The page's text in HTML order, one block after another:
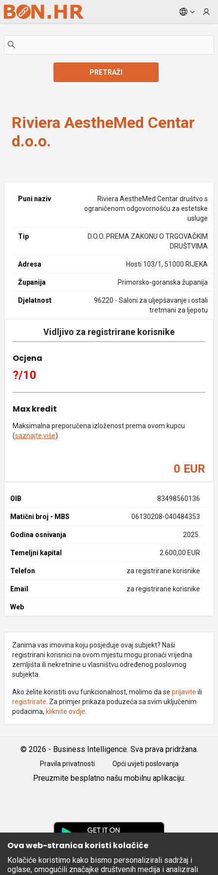
Skip to Main Content
PRETRAŽI
Riviera AestheMed Centar
d.o.o.
Puni naziv
Riviera AestheMed Centar društvo s
ograničenom odgovornošću za estetske
usluge
Tip
D.O.O. PREMA ZAKONU O TRGOVAČKIM
DRUŠTVIMA
Adresa Hosti 103/1, 51000 RIJEKA
Županija Primorsko-goranska županija
Djelatnost
96220 - Saloni za uljepšavanje i ostali
tretmani za ljepotu
Vidljivo za registrirane korisnike
Ocjena
?/10
Max kredit
Maksimalna preporučena izloženost prema ovom kupcu
(saznajte više).
0 EUR
OIB 83498560136
Matični broj - MBS 06130208-040484353
Godina osnivanja 2025.
Temeljni kapital 2.600,00 EUR
Telefon za registrirane korisnike
Email za registrirane korisnike
Web
Zanima vas imovina koju posjeduje ovaj subjekt? Naši
registrirani korisnici na ovom mjestu mogu pronaći vrijedna
zemljišta ili nekretnine u vlasništvu određenog poslovnog
subjekta.
Ako želite koristiti ovu funkcionalnost, molimo da se prijavite ili
registrirate . Za primjer prikaza poduzeća sa svim uključenim
podacima, kliknite ovdje
© 2026 - Business Intelligence. Sva prava pridržana.
Pravila privatnosti Opći uvjeti poslovanja
Preuzmite besplatno našu mobilnu aplikaciju:
Apple
Ova web-stranica koristi kolačiće
Kolačiće koristimo kako bismo personalizirali sadržaj i
oglase, omogućili značajke društvenih medija i analizirali